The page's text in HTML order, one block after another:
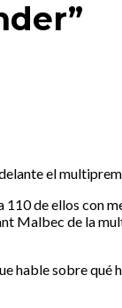
el
de ellos con
Malbec de la
sobre qué